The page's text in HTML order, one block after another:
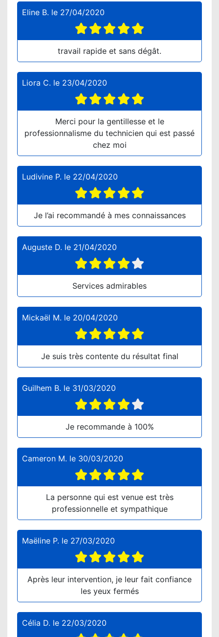
Eline B. le 27/04/2020
travail rapide et sans dégât.
Liora C. le 23/04/2020
Merci pour la gentillesse et le
professionnalisme du technicien qui est passé
chez moi
Ludivine P. le 22/04/2020
Je l’ai recommandé à mes connaissances
Auguste D. le 21/04/2020
Services admirables
Mickaël M. le 20/04/2020
Je suis très contente du résultat final
Guilhem B. le 31/03/2020
Je recommande à 100%
Cameron M. le 30/03/2020
La personne qui est venue est très
professionnelle et sympathique
Maëline P. le 27/03/2020
Après leur intervention, je leur fait confiance
les yeux fermés
Célia D. le 22/03/2020